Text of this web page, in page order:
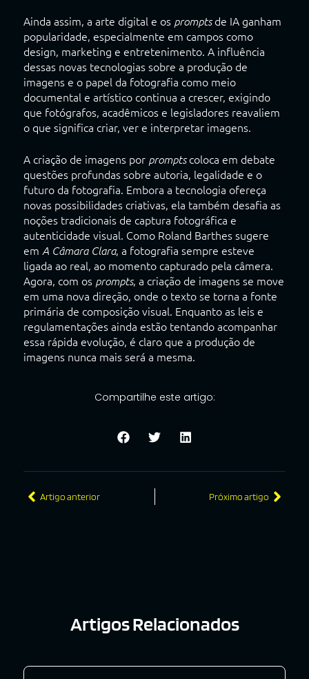
Ainda assim, a arte digital e os promptsde IA ganham
popularidade, especialmente em campos como
design, marketing e entretenimento. A influência
dessas novas tecnologias sobre a produção de
imagens e o papel da fotografia como meio
documental e artístico continua a crescer, exigindo
que fotógrafos, acadêmicos e legisladores reavaliem
o que significa criar, ver e interpretar imagens.
A criação de imagens por promptscoloca em debate
questões profundas sobre autoria, legalidade e o
futuro da fotografia. Embora a tecnologia ofereça
novas possibilidades criativas, ela também desafia as
noções tradicionais de captura fotográfica e
autenticidade visual. Como Roland Barthes sugere
em A Câmara Clara, a fotografia sempre esteve
ligada ao real, ao momento capturado pela câmera.
Agora, com os prompts, a criação de imagens se move
em uma nova direção, onde o texto se torna a fonte
primária de composição visual. Enquanto as leis e
regulamentações ainda estão tentando acompanhar
essa rápida evolução, é claro que a produção de
imagens nunca mais será a mesma.
Compartilhe este artigo:
Artigo anterior Próximo artigo
Artigos Relacionados